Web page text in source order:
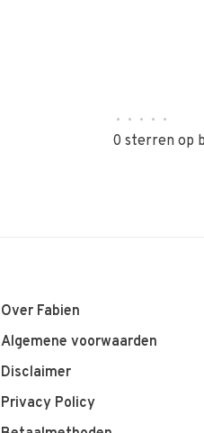
• • • • •
0 sterren op
Over Fabien
Algemene voorwaarden
Disclaimer
Privacy Policy